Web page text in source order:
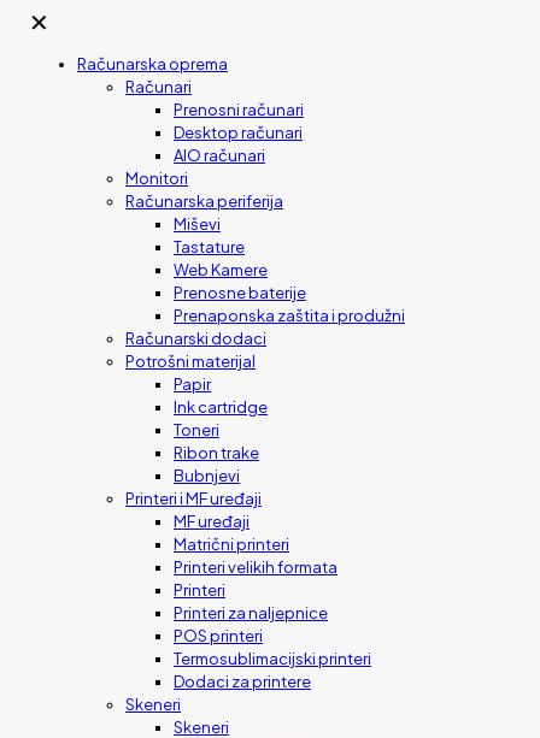
✕
Računarska oprema
Računari
Prenosni računari
Desktop računari
AIO računari
Monitori
Računarska periferija
Miševi
Tastature
Web Kamere
Prenosne baterije
Prenaponska zaštita i produžni
Računarski dodaci
Potrošni materijal
Papir
Ink cartridge
Toneri
Ribon trake
Bubnjevi
Printeri i MF uređaji
MF uređaji
Matrični printeri
Printeri velikih formata
Printeri
Printeri za naljepnice
POS printeri
Termosublimacijski printeri
Dodaci za printere
Skeneri
Skeneri